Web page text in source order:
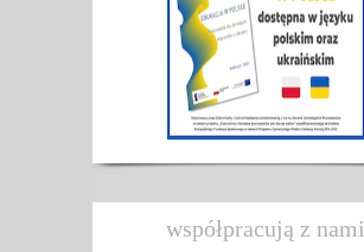
współpracują z nami